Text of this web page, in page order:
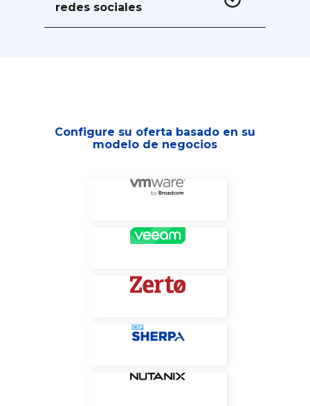
redes sociales
Configure su oferta basado en su
modelo de negocios